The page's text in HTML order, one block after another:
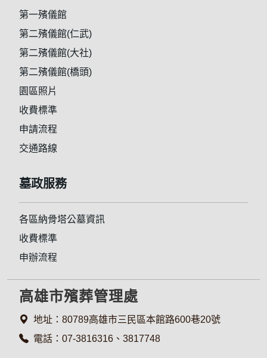
第一殯儀館
第二殯儀館(仁武)
第二殯儀館(大社)
第二殯儀館(橋頭)
園區照片
收費標準
申請流程
交通路線
墓政服務
各區納骨塔公墓資訊
收費標準
申辦流程
高雄市殯葬管理處
地址：80789高雄市三民區本館路600巷20號
電話：07-3816316、3817748